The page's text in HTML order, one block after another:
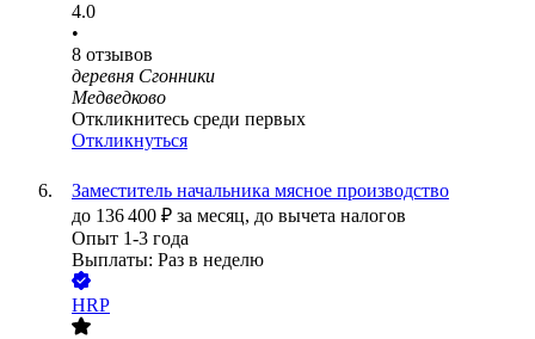
4.0
•
8 отзывов
деревня Сгонники
Медведково
Откликнитесь среди первых
Откликнуться
Заместитель начальника мясное производство
до 136 400 ₽ за месяц, до вычета налогов
Опыт 1-3 года
Выплаты: Раз в неделю
HRP